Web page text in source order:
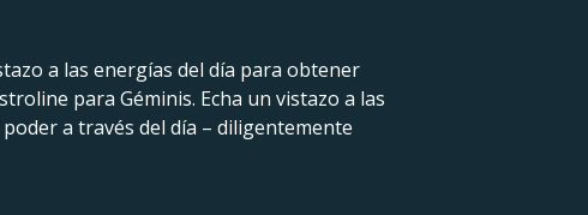
a las energías del día para obtener
para Géminis. Echa un vistazo a las
a través del día – diligentemente